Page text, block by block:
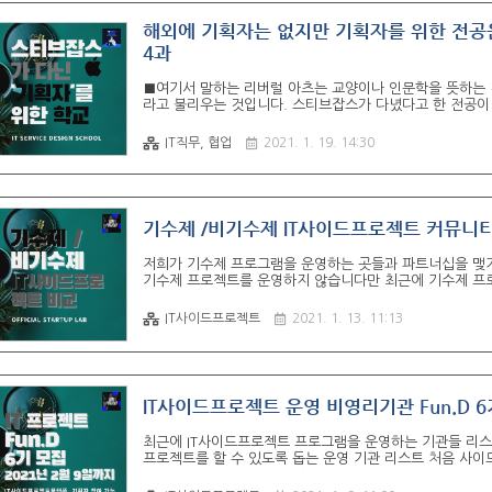
해외에 기획자는 없지만 기획자를 위한 전
4과
■여기서 말하는 리버럴 아츠는 교양이나 인문학을 뜻하
라고 불리우는 것입니다. 스티브잡스가 다녔다고 한 전
로운 인간"(노예가 아닌, 사회 그리고 정치상의 엘리트)
창기 사회의 엘리트 계급이 필요로 하는 각종 능력과 교양
갖추고 이들 엘리트를 섬기는 것에 필요한 훈련 과정을 의
IT직무, 협업 2021. 1. 19. 14:30
기수제 /비기수제 IT사이드프로젝트 커뮤니
저희가 기수제 프로그램을 운영하는 곳들과 파트너십을
기수제 프로젝트를 운영하지 않습니다만 최근에 기수제
서 성공 확률이 훨씬 더 높더라고요. 저희와 최근에 파트
가 많다고 하네요^^ Fun.D는 2021년 02월 09일까지 6
IT사이드프로젝트 2021. 1. 13. 11:13
IT사이드프로젝트 운영 비영리기관 Fun.D
최근에 IT사이드프로젝트 프로그램을 운영하는 기관들 리
프로젝트를 할 수 있도록 돕는 운영 기관 리스트 처음 사